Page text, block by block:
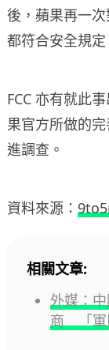
後，蘋果再一
都符合安全規定
FCC 亦有就此
果官方所做的
進調查。
資料來源：
相關文章:
外媒：
商 「軍